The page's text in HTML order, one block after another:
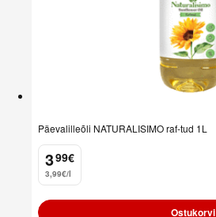
Päevalilleõli NATURALISIMO raf-tud 1L
3
. 99€
3,99€/l
Ostukorvi